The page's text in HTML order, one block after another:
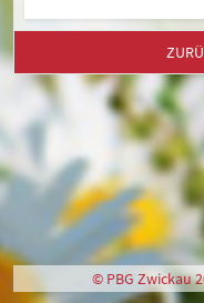
© PBG Zwickau